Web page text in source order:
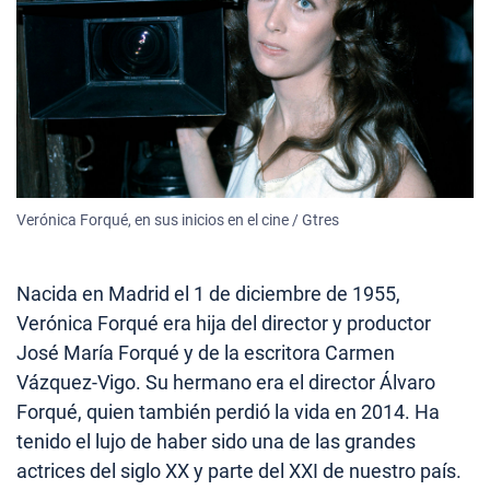
Verónica Forqué, en sus inicios en el cine / Gtres
Nacida en Madrid el 1 de diciembre de 1955,
Verónica Forqué era hija del director y productor
José María Forqué y de la escritora Carmen
Vázquez-Vigo. Su hermano era el director Álvaro
Forqué, quien también perdió la vida en 2014. Ha
tenido el lujo de haber sido una de las grandes
actrices del siglo XX y parte del XXI de nuestro país.